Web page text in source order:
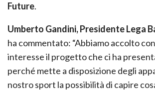
Future.
Umberto Gandini, Presidente Lega
ha commentato: “Abbiamo accolto
interesse il progetto che ci ha
perché mette a disposizione degli
nostro sport la possibilità di capire